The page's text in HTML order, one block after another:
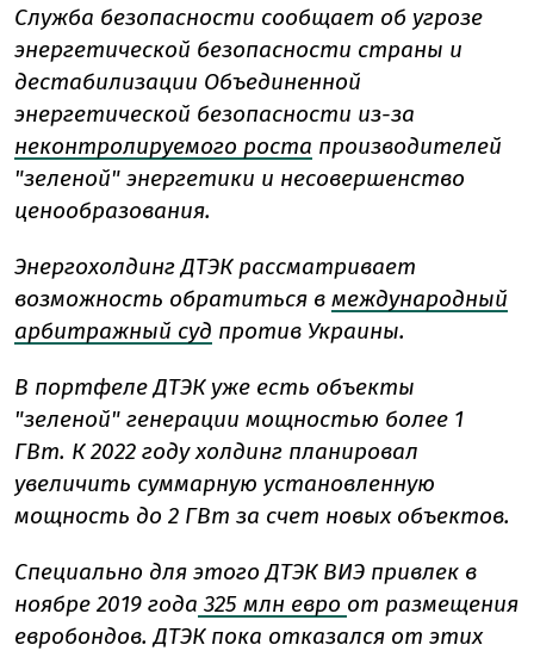
Служба безопасности сообщает об угрозе
энергетической безопасности страны и
дестабилизации Объединенной
энергетической безопасности из-за
неконтролируемого роста производителей
"зеленой" энергетики и несовершенство
ценообразования.
Энергохолдинг ДТЭК рассматривает
возможность обратиться в международный
арбитражный суд против Украины.
В портфеле ДТЭК уже есть объекты
"зеленой" генерации мощностью более 1
ГВт. К 2022 году холдинг планировал
увеличить суммарную установленную
мощность до 2 ГВт за счет новых объектов.
Специально для этого ДТЭК ВИЭ привлек в
ноябре 2019 года 325 млн евро от размещения
евробондов.ДТЭК пока отказался от этих